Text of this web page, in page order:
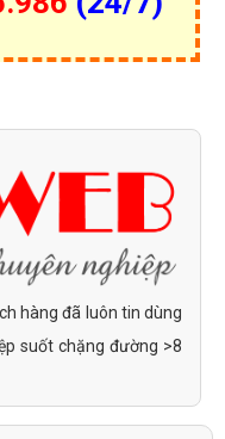
hàng đã luôn tin dùng
suốt chặng đường >8